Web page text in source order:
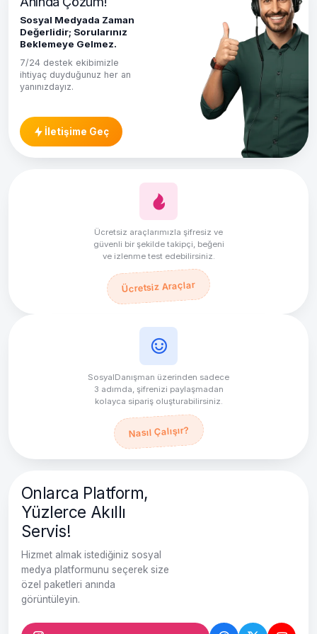
Sosyal Medyada Zaman
Değerlidir; Sorularınız
Beklemeye Gelmez.
7/24 destek ekibimizle
ihtiyaç duyduğunuz her an
yanınızdayız.
İletişime Geç
Ücretsiz araçlarımızla şifresiz ve
güvenli bir şekilde takipçi, beğeni
ve izlenme test edebilirsiniz.
Ücretsiz Araçlar
SosyalDanışman üzerinden sadece
3 adımda, şifrenizi paylaşmadan
kolayca sipariş oluşturabilirsiniz.
Nasıl Çalışır?
Onlarca Platform,
Yüzlerce Akıllı
Servis!
Hizmet almak istediğiniz sosyal
medya platformunu seçerek size
özel paketleri anında
görüntüleyin.